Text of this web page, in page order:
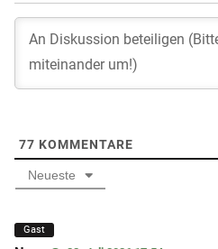
77 KOMMENTARE
Neueste
Gast